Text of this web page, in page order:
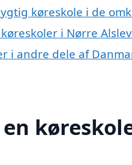
køreskole i de
i Nørre
i andre dele af